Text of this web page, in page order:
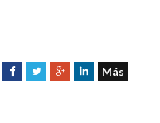
F
T
G
L
Más